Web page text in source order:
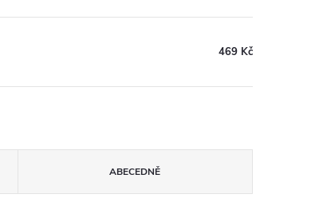
469 Kč
ABECEDNĚ